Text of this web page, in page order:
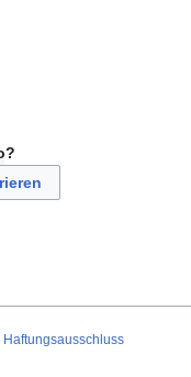
Haftungsausschluss